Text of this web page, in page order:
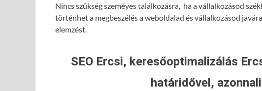
Nincs szükség szeméyes találkozásra, ha a vállalkozásod
történhet a megbeszélés a weboldalad és vállalkozásod
elemzést.
SEO Ercsi, keresőoptimalizálás
határidővel,